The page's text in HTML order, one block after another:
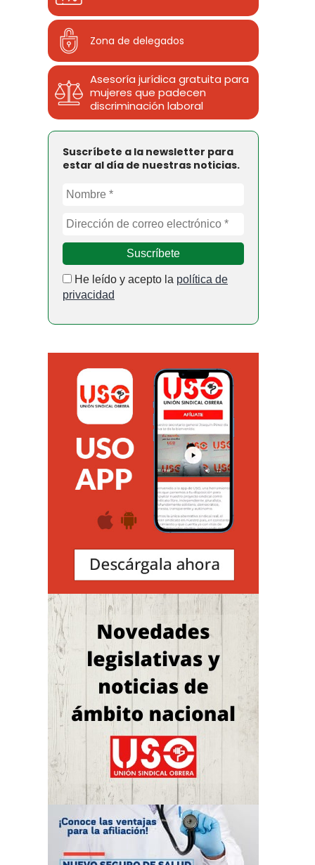
Zona de delegados
Asesoría jurídica gratuita para
mujeres que padecen
discriminación laboral
Suscríbete a la newsletter para
estar al día de nuestras noticias.
He leído y acepto la política de
privacidad